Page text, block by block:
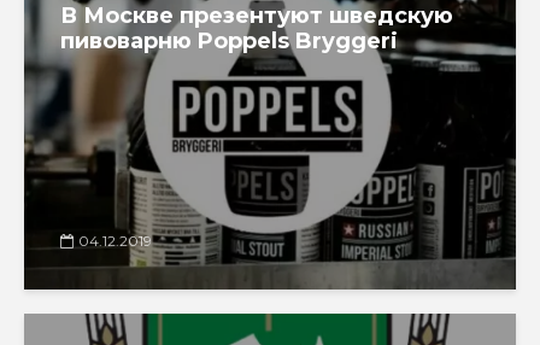
В Москве презентуют шведскую
пивоварню Poppels Bryggeri
04.12.2019